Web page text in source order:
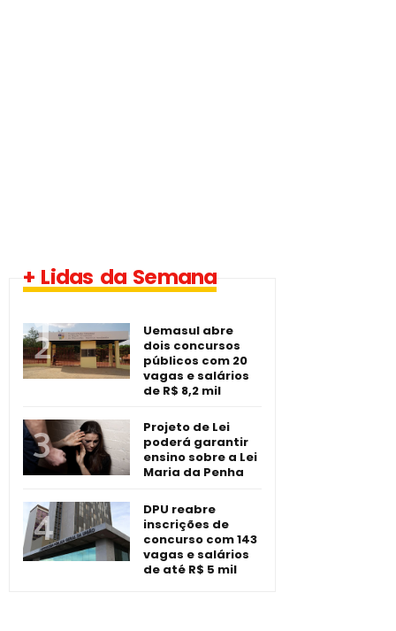
+ Lidas da Semana
-­ Imperatriz/MA
Uemasul abre
dois concursos
públicos com 20
vagas e salários
de R$ 8,2 mil
Projeto de Lei
poderá garantir
ensino sobre a Lei
Maria da Penha
DPU reabre
inscrições de
concurso com 143
vagas e salários
de até R$ 5 mil